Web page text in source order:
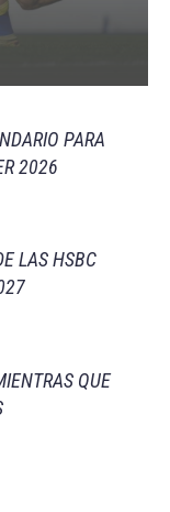
PARA
2026
LAS HSBC
QUE